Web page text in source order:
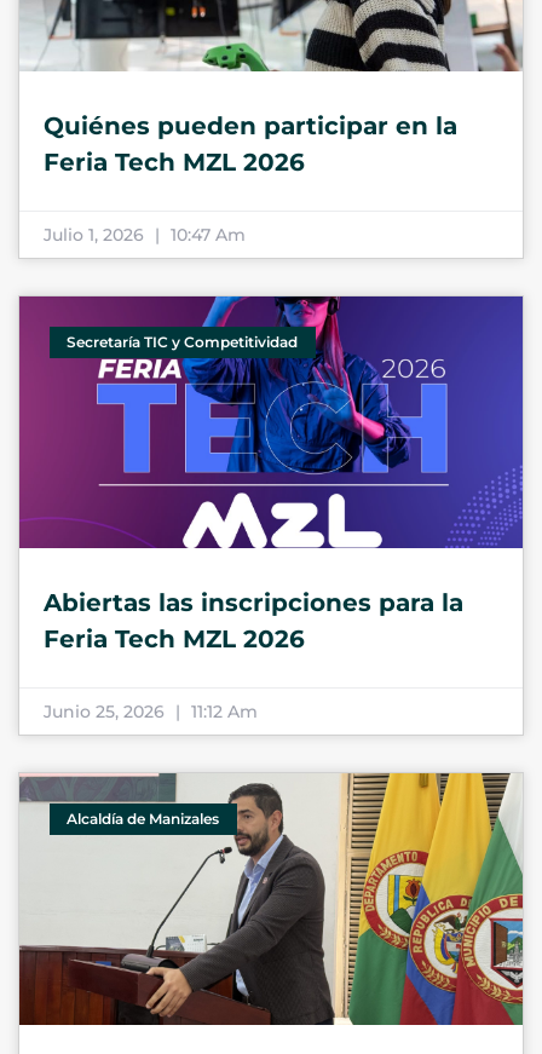
Quiénes pueden participar en la
Feria Tech MZL 2026
Julio 1, 2026 10:47 Am
Secretaría TIC y Competitividad
Abiertas las inscripciones para la
Feria Tech MZL 2026
Junio 25, 2026 11:12 Am
Alcaldía de Manizales